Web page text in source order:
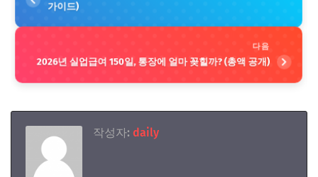
가이드)
다음
2026년 실업급여 150일, 통장에 얼마 꽂힐까? (총액 공개)
작성자: daily